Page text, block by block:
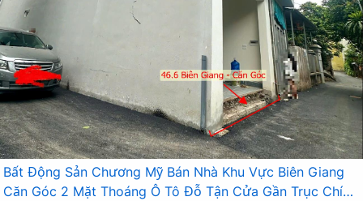
Bất Động Sản Chương Mỹ Bán Nhà Khu Vực Biên Giang
Căn Góc 2 Mặt Thoáng Ô Tô Đỗ Tận Cửa Gần Trục Chính